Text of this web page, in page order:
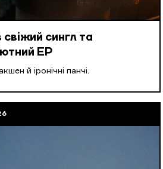
сингл та
EP
й іронічні панчі.